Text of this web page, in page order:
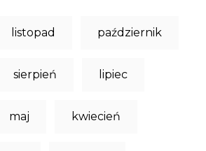
listopad październik
sierpień lipiec
maj kwiecień